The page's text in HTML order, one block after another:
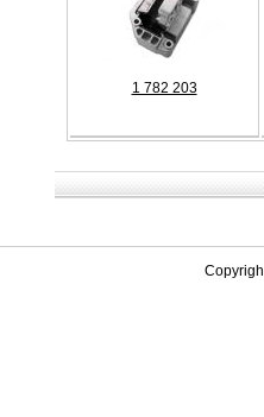
1 782 203